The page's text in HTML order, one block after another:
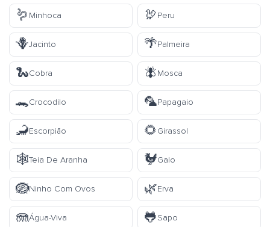
🪱 Minhoca 🦃Peru
🪻Jacinto 🌴Palmeira
🐍Cobra 🪰Mosca
🐊Crocodilo 🦜Papagaio
🦂Escorpião 🌻Girassol
🕸️Teia De Aranha 🐓Galo
🪺Ninho Com Ovos 🌿Erva
🪼Água-Viva 🐸Sapo